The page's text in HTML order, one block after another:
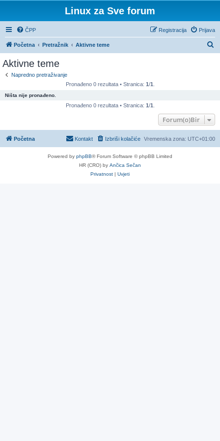
Linux za Sve forum
ČPP Prijava
Registracija
Početna Pretražnik Aktivne teme
ž
i
Aktivne teme
Napredno pretraživanje
Pronađeno 0 rezultata • Stranica: 1/1
Ništa nije pronađeno.
Pronađeno 0 rezultata • Stranica: 1/1
Forum(o)Bir
Početna Vremenska zona: UTC+01:00
Izbriši kolačiće
Kontakt
Powered by phpBB® Forum Software © phpBB Limited
HR (CRO) by Ančica Sečan
Privatnost | Uvjeti